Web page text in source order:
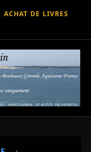
ACHAT DE LIVRES